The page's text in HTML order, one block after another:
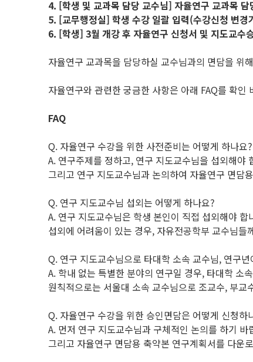
4. [학생 및 교과목 담당 교수님] 자율연구 교과목
5. [교무행정실] 학생 수강 일괄 입력(수강신청 변경
6. [학생] 3월 개강 후 자율연구 신청서 및 지도교수
자율연구 교과목을 담당하실 교수님과의 면담을 위해
자율연구와 관련한 궁금한 사항은 아래 FAQ를 확인
FAQ
Q. 자율연구 수강을 위한 사전준비는 어떻게 하나요?
A. 연구주제를 정하고, 연구 지도교수님을 섭외해야
그리고 연구 지도교수님과 논의하여 자율연구 면담
Q. 연구 지도교수님 섭외는 어떻게 하나요?
A. 연구 지도교수님은 학생 본인이 직접 섭외해야 합
섭외에 어려움이 있는 경우, 자유전공학부 교수님
Q. 연구 지도교수님으로 타대학 소속 교수님, 연구
A. 학내 없는 특별한 분야의 연구일 경우, 타대학 소
원칙적으로는 서울대 소속 교수님으로 조교수, 부
Q. 자율연구 수강을 위한 승인면담은 어떻게 신청하
A. 먼저 연구 지도교수님과 구체적인 논의를 하기 바
그리고 자율연구 면담용 축약본 연구계획서를 다운